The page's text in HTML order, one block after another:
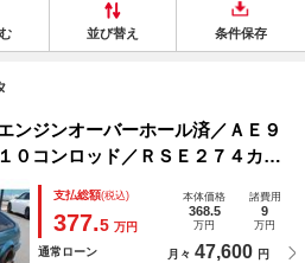
並び替え 条件保存
ジンオーバーホール済／ＡＥ９
０コンロッド／ＲＳＥ２７４カム
オーバーホール済／ＦＣＲキャブ
ワタナベ１４インチアルミホイル
支払総額(税込)
377.5 万円
本体価格
368.5
万円
諸費用
9
万円
通常ローン 月々 47,600 円